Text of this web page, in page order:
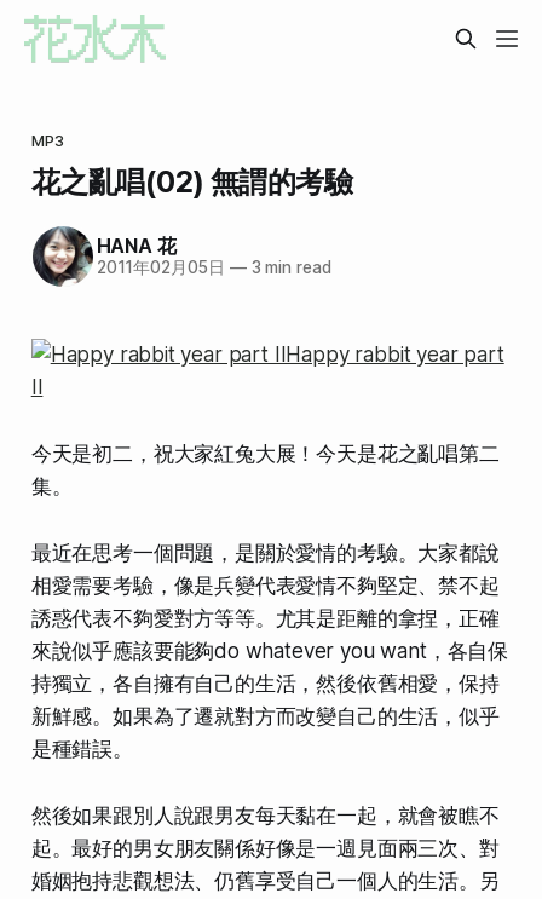
MP3
花之亂唱(02) 無謂的考驗
HANA 花
2011年02月05日 —3 min read
今天是初二，祝大家紅兔大展！今天是花之亂唱第二
集。
最近在思考一個問題，是關於愛情的考驗。大家都說
相愛需要考驗，像是兵變代表愛情不夠堅定、禁不起
誘惑代表不夠愛對方等等。尤其是距離的拿捏，正確
來說似乎應該要能夠do whatever you want，各自保
持獨立，各自擁有自己的生活，然後依舊相愛，保持
新鮮感。如果為了遷就對方而改變自己的生活，似乎
是種錯誤。
然後如果跟別人說跟男友每天黏在一起，就會被瞧不
起。最好的男女朋友關係好像是一週見面兩三次、對
婚姻抱持悲觀想法、仍舊享受自己一個人的生活。另